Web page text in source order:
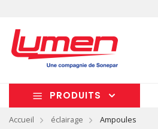
PRODUITS
Accueil éclairage Ampoules